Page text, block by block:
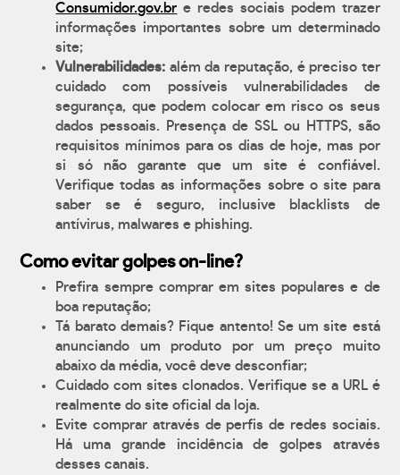
Consumidor.gov.br e redes sociais podem trazer
informações importantes sobre um determinado
site;
Vulnerabilidades: além da reputação, é preciso ter
cuidado com possíveis vulnerabilidades de
segurança, que podem colocar em risco os seus
dados pessoais. Presença de SSL ou HTTPS, são
requisitos mínimos para os dias de hoje, mas por
si só não garante que um site é confiável.
Verifique todas as informações sobre o site para
saber se é seguro, inclusive blacklists de
antívirus, malwares e phishing.
Como evitar golpes on-line?
Prefira sempre comprar em sites populares e de
boa reputação;
Tá barato demais? Fique antento! Se um site está
anunciando um produto por um preço muito
abaixo da média, você deve desconfiar;
Cuidado com sites clonados. Verifique se a URL é
realmente do site oficial da loja.
Evite comprar através de perfis de redes sociais.
Há uma grande incidência de golpes através
desses canais.